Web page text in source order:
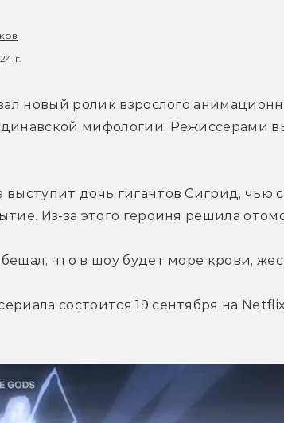
г.
новый ролик взрослого
мифологии. Режиссерами
дочь гигантов Сигрид, чью
Из-за этого героиня решила
что в шоу будет море крови,
состоится 19 сентября на